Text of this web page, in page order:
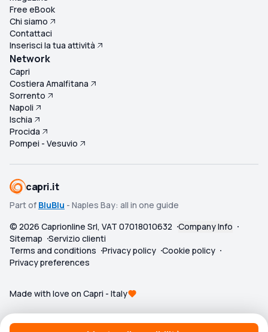
Free eBook
Chi siamo
Contattaci
Inserisci la tua attività
Network
Capri
Costiera Amalfitana
Sorrento
Napoli
Ischia
Procida
Pompei - Vesuvio
capri.it
Part of BluBlu - Naples Bay: all in one guide
© 2026 Caprionline Srl, VAT 07018010632 Company Info
Sitemap Servizio clienti
Terms and conditions Privacy policy Cookie policy
Privacy preferences
Made with love on Capri - Italy